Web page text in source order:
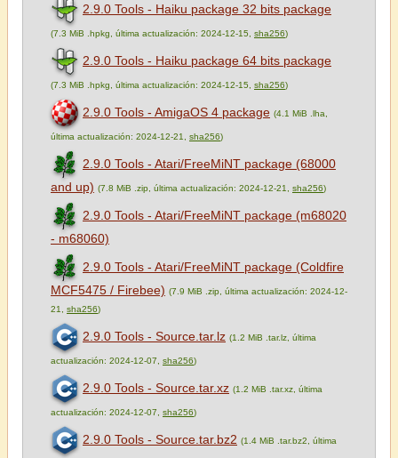
2.9.0 Tools - Haiku package 32 bits package
(7.3 MiB .hpkg, última actualización: 2024-12-15, sha256)
2.9.0 Tools - Haiku package 64 bits package
(7.3 MiB .hpkg, última actualización: 2024-12-15, sha256)
2.9.0 Tools - AmigaOS 4 package (4.1 MiB .lha,
última actualización: 2024-12-21, sha256)
2.9.0 Tools - Atari/FreeMiNT package (68000
and up) (7.8 MiB .zip, última actualización: 2024-12-21, sha256)
2.9.0 Tools - Atari/FreeMiNT package (m68020
- m68060)
2.9.0 Tools - Atari/FreeMiNT package (Coldfire
MCF5475 / Firebee) (7.9 MiB .zip, última actualización: 2024-12-
21, sha256)
2.9.0 Tools - Source.tar.lz (1.2 MiB .tar.lz, última
actualización: 2024-12-07, sha256)
2.9.0 Tools - Source.tar.xz (1.2 MiB .tar.xz, última
actualización: 2024-12-07, sha256)
2.9.0 Tools - Source.tar.bz2 (1.4 MiB .tar.bz2, última